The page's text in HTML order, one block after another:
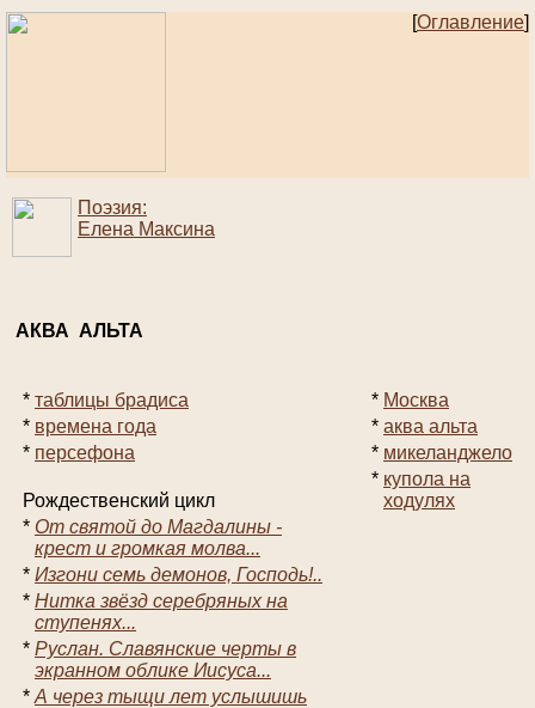
[Оглавление]
Поэзия:
Елена Максина
АКВА АЛЬТА
* таблицы брадиса
* времена года
* персефона
Рождественский цикл
* От святой до Магдалины -
крест и громкая молва...
* Изгони семь демонов, Господь!..
* Нитка звёзд серебряных на
ступенях...
* Руслан. Славянские черты в
экранном облике Иисуса...
* А через тыщи лет услышишь
* Москва
* аква альта
* микеланджело
* купола на
ходулях